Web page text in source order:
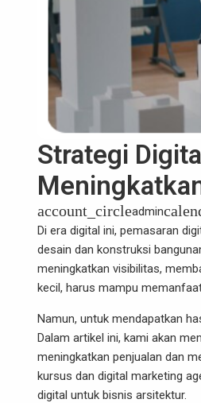
Strategi
account_circleadmin
Di era digital ini, pemasaran
desain dan konstruksi
meningkatkan visibilitas,
kecil, harus mampu
Namun, untuk mendapatkan
Dalam artikel ini, kami akan
meningkatkan penjualan dan
kursus dan digital marketing
digital untuk bisnis arsitektur.